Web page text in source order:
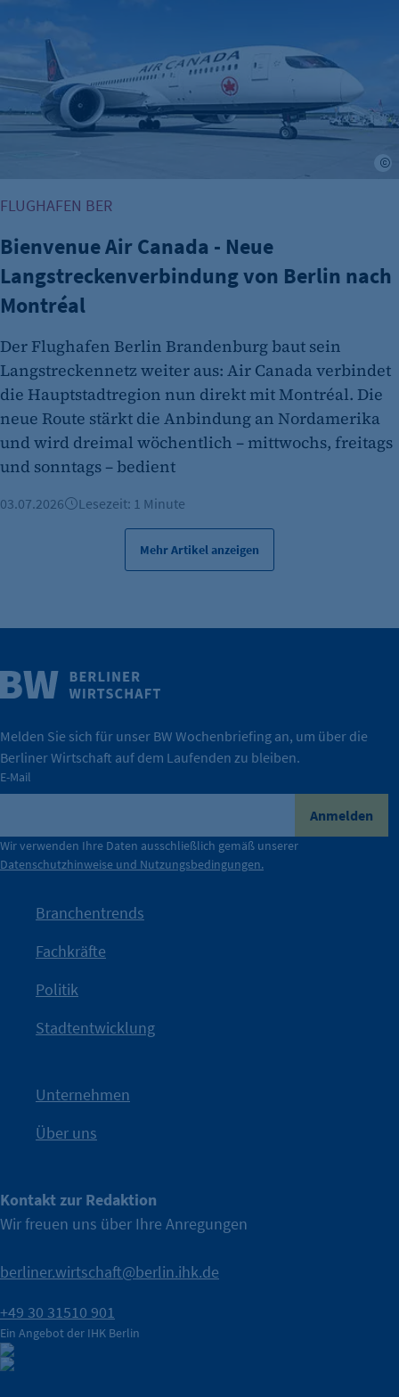
IHK Berlin. Offizieller Unterstützer der Berliner Wirtschaft.
Nach einer aufmerksamkeitsstarken Teaserphase geht die
Kampagne der IHK Berlin in die nächste Stufe. Mit
IHK?“wurde bewusst Neugier geweckt und Gespräche
mit Haltung.
Die Unternehmer stehen stellvertretend für die Vielfalt
der Berliner Wirtschaft.
Durch ihre Perspektiven wird deutlich, was der Claim
konkret bedeutet – und wie die IHK Berlin Unternehmen
tatsächlich unterstützt.
Wirtschaft.
Weitere Infos
FLUGHAFEN BER
Bienvenue Air Canada - Neue
Langstreckenverbindung von Berlin nach
Montréal
Der Flughafen Berlin Brandenburg baut sein
Langstreckennetz weiter aus: Air Canada verbindet
die Hauptstadtregion nun direkt mit Montréal. Die
neue Route stärkt die Anbindung an Nordamerika
und wird dreimal wöchentlich – mittwochs, freitags
und sonntags – bedient
03.07.2026 Lesezeit: 1 Minute
Mehr Artikel anzeigen
Melden Sie sich für unser BW Wochenbriefing an, um über die
Berliner Wirtschaft auf dem Laufenden zu bleiben.
E-Mail
Anmelden
Wir verwenden Ihre Daten ausschließlich gemäß unserer
Datenschutzhinweise und Nutzungsbedingungen.
Branchentrends
Fachkräfte
Politik
Stadtentwicklung
Unternehmen
Über uns
Kontakt zur Redaktion
Wir freuen uns über Ihre Anregungen
berliner.wirtschaft@berlin.ihk.de
+49 30 31510 901
Ein Angebot der IHK Berlin